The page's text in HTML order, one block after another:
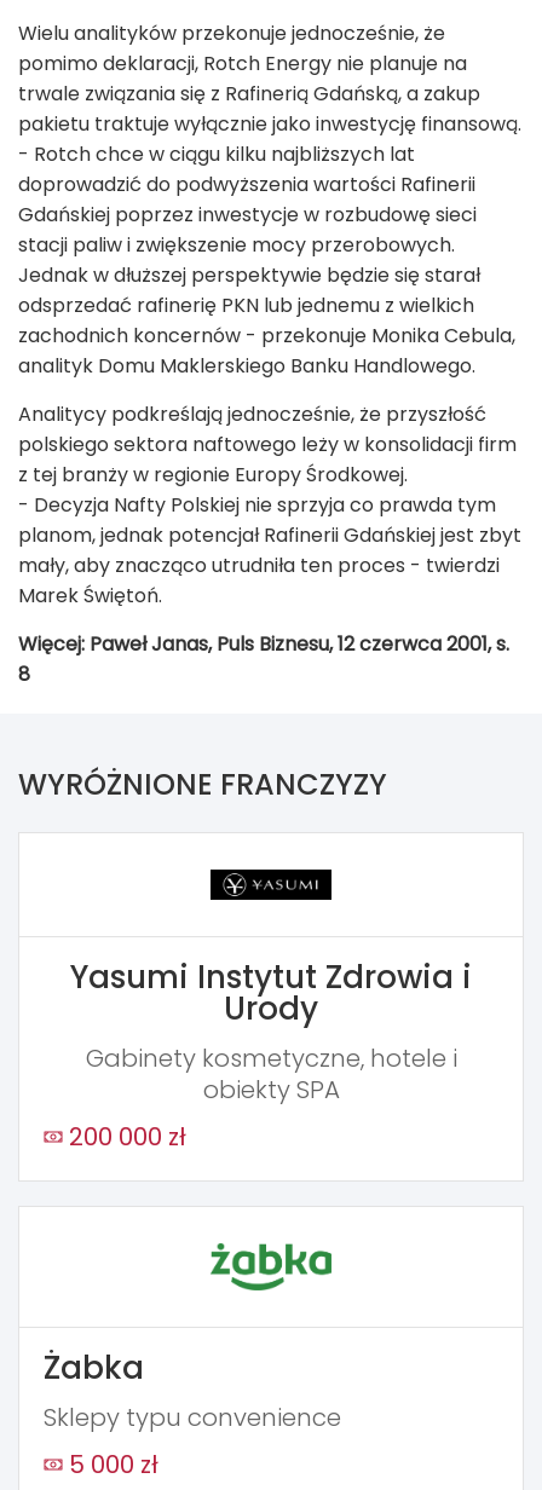
Wielu analityków przekonuje jednocześnie, że
pomimo deklaracji, Rotch Energy nie planuje na
trwale związania się z Rafinerią Gdańską, a zakup
pakietu traktuje wyłącznie jako inwestycję finansową.
- Rotch chce w ciągu kilku najbliższych lat
doprowadzić do podwyższenia wartości Rafinerii
Gdańskiej poprzez inwestycje w rozbudowę sieci
stacji paliw i zwiększenie mocy przerobowych.
Jednak w dłuższej perspektywie będzie się starał
odsprzedać rafinerię PKN lub jednemu z wielkich
zachodnich koncernów - przekonuje Monika Cebula,
analityk Domu Maklerskiego Banku Handlowego.
Analitycy podkreślają jednocześnie, że przyszłość
polskiego sektora naftowego leży w konsolidacji firm
z tej branży w regionie Europy Środkowej.
- Decyzja Nafty Polskiej nie sprzyja co prawda tym
planom, jednak potencjał Rafinerii Gdańskiej jest zbyt
mały, aby znacząco utrudniła ten proces - twierdzi
Marek Świętoń.
Więcej: Paweł Janas, Puls Biznesu, 12 czerwca 2001, s.
8
WYRÓŻNIONE FRANCZYZY
Yasumi Instytut Zdrowia i
Urody
Gabinety kosmetyczne, hotele i
obiekty SPA
200 000 zł
Żabka
Sklepy typu convenience
5 000 zł